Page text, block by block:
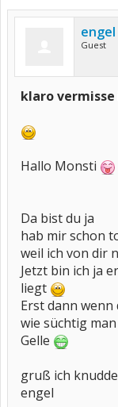
engel
Guest
klaro vermisse
Hallo Monsti
Da bist du ja
hab mir schon
weil ich von dir
Jetzt bin ich ja
liegt
Erst dann
wie süchtig
Gelle
gruß ich
engel